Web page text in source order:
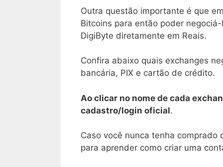
Outra questão importante é que
Bitcoins para então poder
DigiByte diretamente em Reais.
Confira abaixo quais exchanges
bancária, PIX e cartão de crédito.
Ao clicar no nome de cada
cadastro/login oficial.
Caso você nunca tenha
para aprender como criar uma